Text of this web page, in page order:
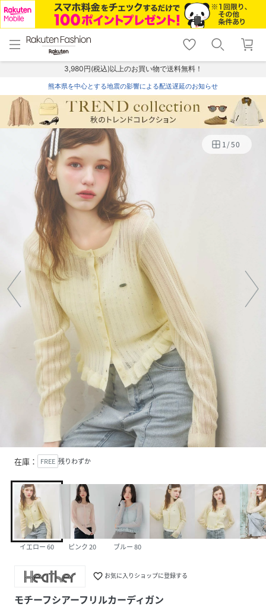
menu home
トップ
shopping_cart lock_outline
ログイン
3,980円(税込)以上のお買い物で送料無料！
熊本県を中心とする地震の影響による配送遅延のお知らせ
1/50
在庫： FREE 残りわずか
イエロー 60 ピンク 20 ブルー 80
favorite_border お気に入りショップに登録する
モチーフシアーフリルカーディガン